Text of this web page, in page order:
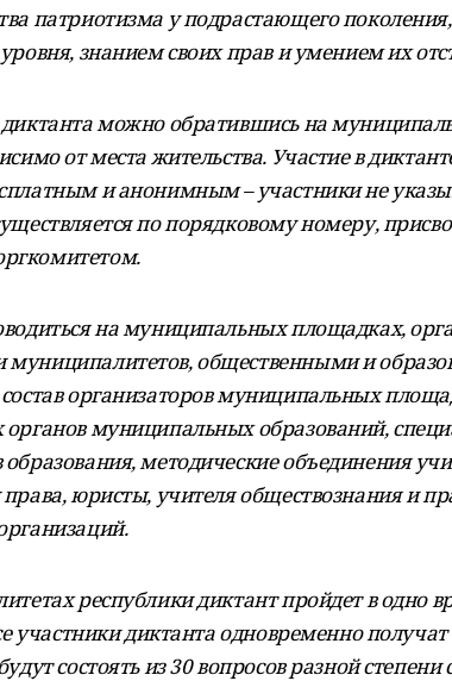
патриотизма у подрастающего
знанием своих прав и умением их
диктанта можно обратившись на
от места жительства. Участие в
и анонимным – участники не
по порядковому номеру,
на муниципальных площадках,
общественными и
организаторов муниципальных
органов муниципальных образований,
методические объединения
юристы, учителя обществознания и
республики диктант пройдет в одно
участники диктанта одновременно
состоять из 30 вопросов разной